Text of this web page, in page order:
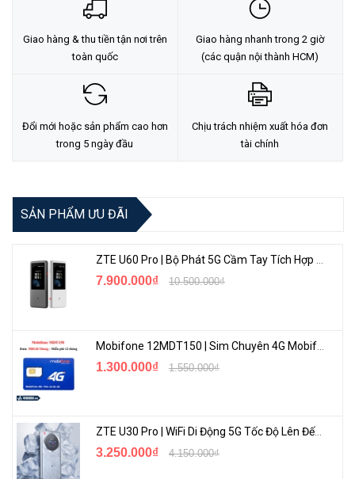
Hỗ trợ cài đặt 300 điểm tuần tra, 8 quá trình tuần tra thông
Báo động: 2 báo động vào Hỗ trợ các thiết bị báo động như
điều khiển thiết bị khác
trường hợp mất kết nối
Chuẩn chống bụi nước IP66
<Hotline: 0828.011.011 - (028)7300.2021 - VoHoang.vn>
Tư vấn cách chọn loại camera và dịch vụ lắp đặt camera tận nơi:
TẠI ĐÂY
Giao hàng & thu tiền tận nơi trên
toàn quốc
Giao hàng nhanh trong 2 giờ
(các quận nội thành HCM)
Đổi mới hoặc sản phẩm cao hơn
trong 5 ngày đầu
Chịu trách nhiệm xuất hóa đơn
tài chính
SẢN PHẨM ƯU ĐÃI
ZTE U60 Pro | Bộ Phát 5G Cầm Tay Tích Hợp Công Nghệ WiFi 7, Pin 10000mAh
7.900.000₫ 10.500.000₫
1.300.000₫ 1.550.000₫
ZTE U30 Pro | WiFi Di Động 5G Tốc Độ Lên Đến 500Mbps, Màn Hình Cảm Ứng
3.250.000₫ 4.150.000₫